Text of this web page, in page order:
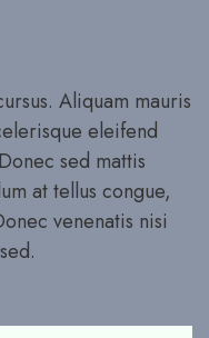
Aliquam mauris
eleifend
sed mattis
at tellus congue,
venenatis nisi